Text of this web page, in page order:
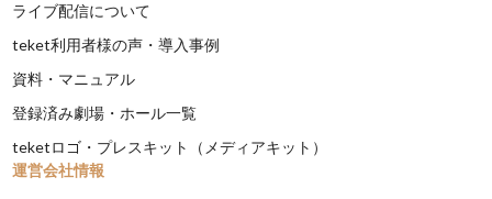
ライブ配信について
teket利用者様の声・導入事例
資料・マニュアル
登録済み劇場・ホール一覧
teketロゴ・プレスキット（メディアキット）
運営会社情報